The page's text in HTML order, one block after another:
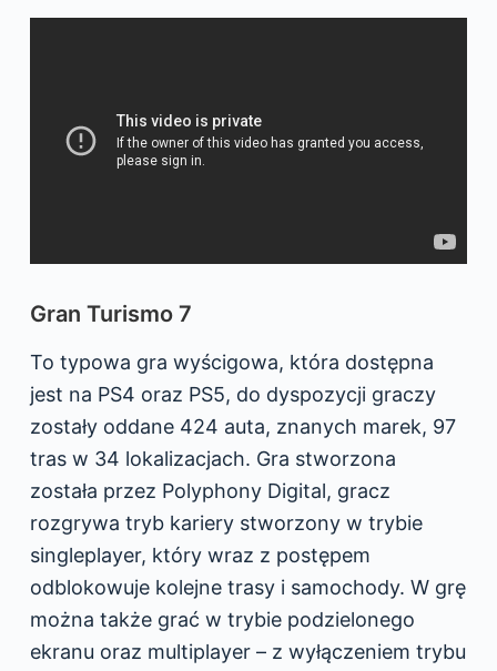
Gran Turismo 7
To typowa gra wyścigowa, która dostępna
jest na PS4 oraz PS5, do dyspozycji graczy
zostały oddane 424 auta, znanych marek, 97
tras w 34 lokalizacjach. Gra stworzona
została przez Polyphony Digital, gracz
rozgrywa tryb kariery stworzony w trybie
singleplayer, który wraz z postępem
odblokowuje kolejne trasy i samochody. W grę
można także grać w trybie podzielonego
ekranu oraz multiplayer – z wyłączeniem trybu